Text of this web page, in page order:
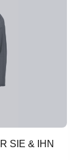
SIE & IHN